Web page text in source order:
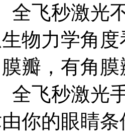
秒激光不
生物力学角
瓣，有角
飞秒激光手
你的眼睛